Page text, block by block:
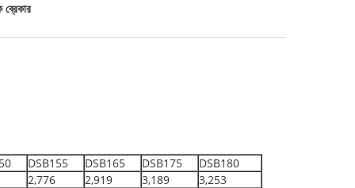
DSB155 DSB165 DSB175
DSB180
2,776 2,919 3,189
3,253